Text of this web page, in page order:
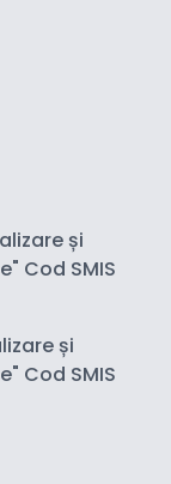
și
Cod SMIS
și
Cod SMIS